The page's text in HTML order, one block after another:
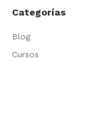
Categorías
Blog
Cursos